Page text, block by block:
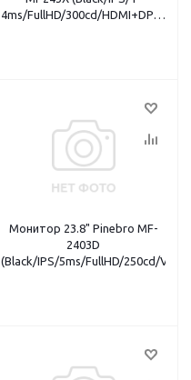
4ms/FullHD/300cd/HDMI+DP/
Монитор 23.8" Pinebro MF-
2403D
(Black/IPS/5ms/FullHD/250cd/